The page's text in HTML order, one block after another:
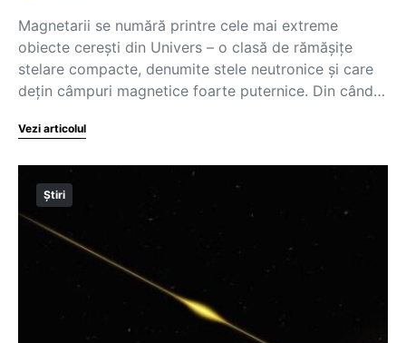
Magnetarii se numără printre cele mai extreme
obiecte cereşti din Univers – o clasă de rămăşiţe
stelare compacte, denumite stele neutronice şi care
deţin câmpuri magnetice foarte puternice. Din când…
Vezi articolul
Știri